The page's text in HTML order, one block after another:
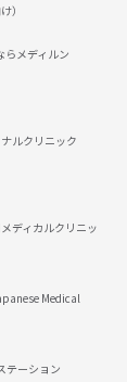
）
らメディルン
ルクリニック
ディカルクリニッ
Medical
テーション